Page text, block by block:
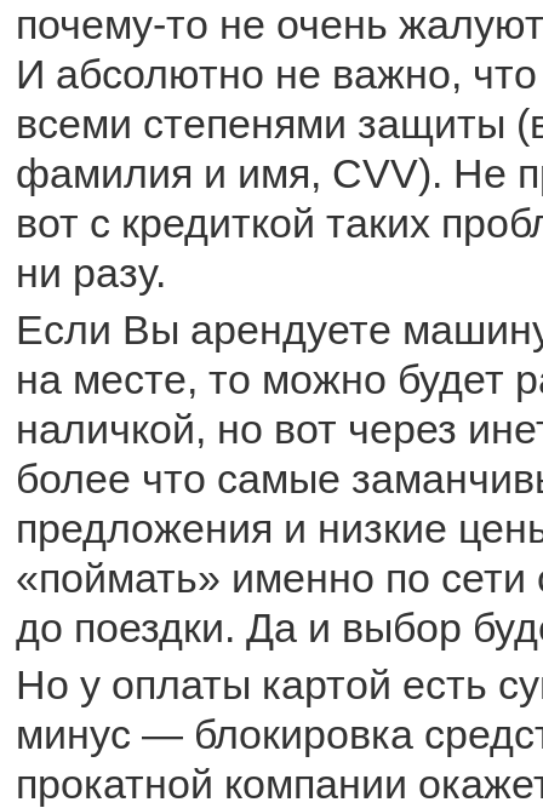
почему-то не очень
И абсолютно не важно,
всеми степенями защиты
фамилия и имя, CVV). Не
вот с кредиткой таких
ни разу.
Если Вы арендуете
на месте, то можно будет
наличкой, но вот через
более что самые
предложения и низкие
«поймать» именно по сети
до поездки. Да и выбор
Но у оплаты картой есть
минус — блокировка
прокатной компании